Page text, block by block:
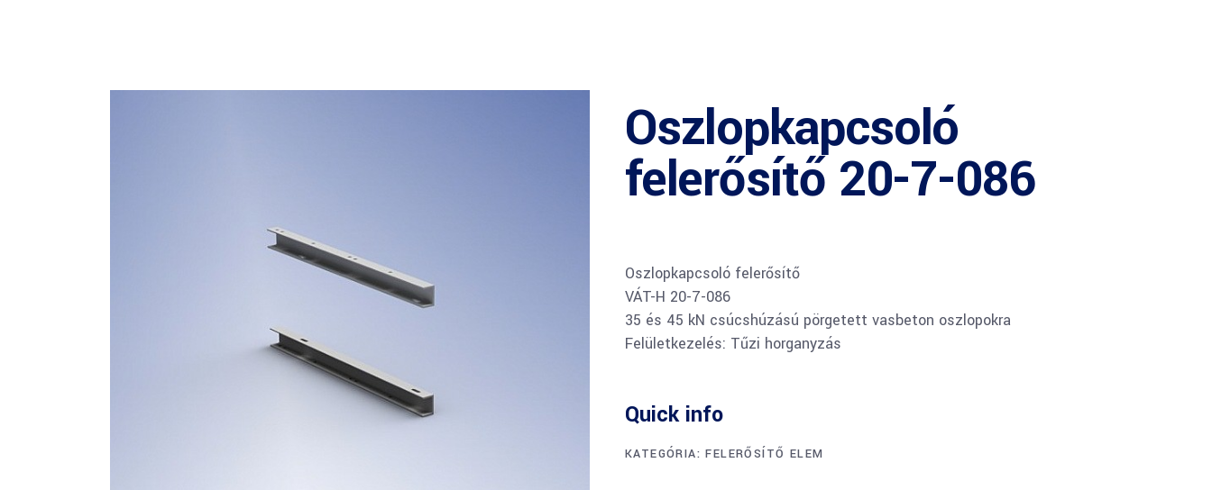
Oszlopkapcsoló
felerősítő 20-7-086
Oszlopkapcsoló felerősítő
VÁT-H 20-7-086
35 és 45 kN csúcshúzású pörgetett vasbeton oszlopokra
Felületkezelés: Tűzi horganyzás
Quick info
KATEGÓRIA:FELERŐSÍTŐ ELEM